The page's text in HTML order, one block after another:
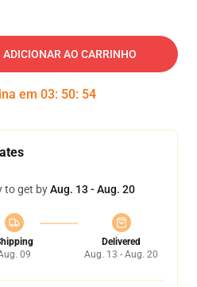
ADICIONAR AO CARRINHO
em 03: 50: 54
to get byAug. 13 - Aug. 20
09
Delivered
Aug. 13 - Aug. 20